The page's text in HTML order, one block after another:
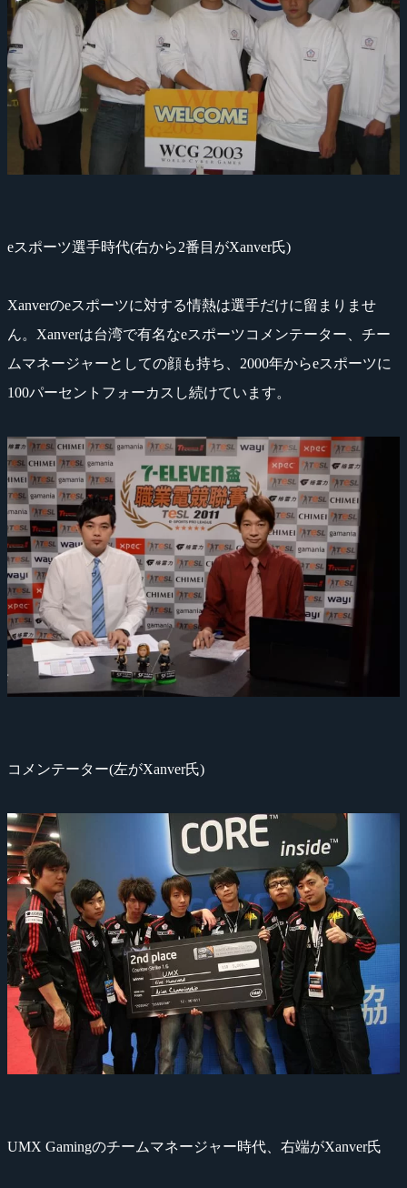
eスポーツ選手時代(右から2番目がXanver氏)
Xanverのeスポーツに対する情熱は選手だけに留まりませ
ん。Xanverは台湾で有名なeスポーツコメンテーター、チー
ムマネージャーとしての顔も持ち、2000年からeスポーツに
100パーセントフォーカスし続けています。
コメンテーター(左がXanver氏)
UMX Gamingのチームマネージャー時代、右端がXanver氏